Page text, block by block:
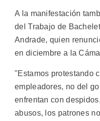
A la manifestación
del Trabajo de
Andrade, quien
en diciembre a la
"Estamos protestando
empleadores, no del
enfrentan con
abusos, los patrones